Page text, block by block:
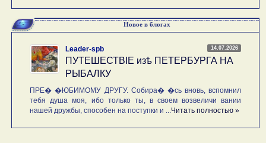
Новое в блогах
14.07.2026
Leader-spb
ПУТЕШЕСТВIE изѣ ПЕТЕРБУРГА НА
РЫБАЛКУ
ПРЕ� �ЮБИМОМУ ДРУГУ. Собира� �сь вновь, вспомнил
тебя душа моя, ибо только ты, в своем возвеличи вании
нашей дружбы, способен на поступки и ... Читать полностью »